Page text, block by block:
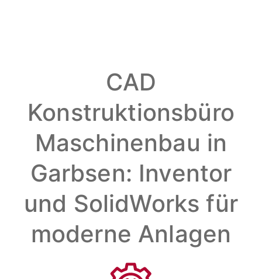
CAD
Konstruktionsbüro
Maschinenbau in
Garbsen: Inventor
und SolidWorks für
moderne Anlagen